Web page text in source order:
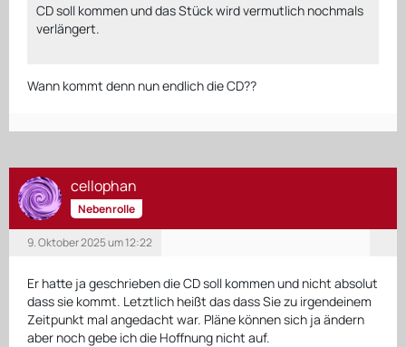
CD soll kommen und das Stück wird vermutlich nochmals
verlängert.
Wann kommt denn nun endlich die CD??
cellophan
Nebenrolle
9. Oktober 2025 um 12:22
Er hatte ja geschrieben die CD soll kommen und nicht absolut
dass sie kommt. Letztlich heißt das dass Sie zu irgendeinem
Zeitpunkt mal angedacht war. Pläne können sich ja ändern
aber noch gebe ich die Hoffnung nicht auf.